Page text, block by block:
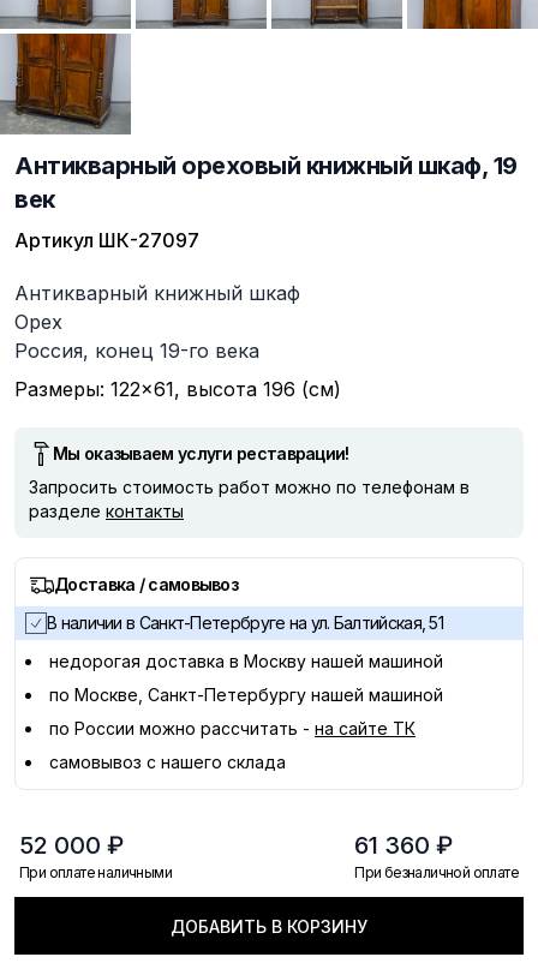
Антикварный ореховый книжный шкаф, 19
век
Артикул ШК-27097
Описание
Антикварный книжный шкаф
Орех
Россия, конец 19-го века
Размеры: 122×61, высота 196 (см)
Мы оказываем услуги реставрации!
Запросить стоимость работ можно по телефонам в
разделе контакты
Доставка / самовывоз
В наличии в Санкт-Петербруге на ул. Балтийская, 51
недорогая доставка в Москву нашей машиной
по Москве, Санкт-Петербургу нашей машиной
по России можно рассчитать - на сайте ТК
самовывоз с нашего склада
52 000 ₽
При оплате наличными
61 360 ₽
При безналичной оплате
ДОБАВИТЬ В КОРЗИНУ